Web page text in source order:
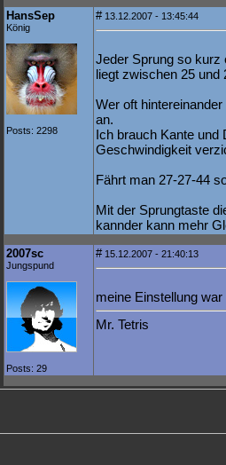
HansSep
König
Posts: 2298
#13.12.2007 - 13:45:44
Jeder Sprung so kurz
liegt zwischen 25 und
Wer oft
an.
Ich brauch Kante und
Geschwindigkeit
Fährt man 27-27-44
Mit der Sprungtaste
kannder kann mehr
2007sc
Jungspund
Posts: 29
#15.12.2007 - 21:40:13
meine Einstellung war
Mr. Tetris